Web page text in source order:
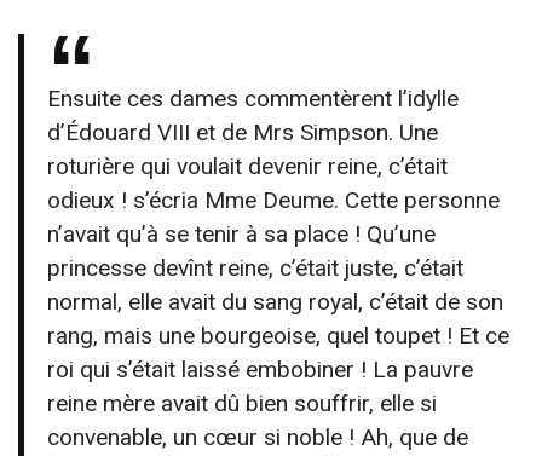
Ensuite ces dames commentèrent l’idylle
d’Édouard VIII et de Mrs Simpson. Une
roturière qui voulait devenir reine, c’était
odieux ! s’écria Mme Deume. Cette personne
n’avait qu’à se tenir à sa place ! Qu’une
princesse devînt reine, c’était juste, c’était
normal, elle avait du sang royal, c’était de son
rang, mais une bourgeoise, quel toupet ! Et ce
roi qui s’était laissé embobiner ! La pauvre
reine mère avait dû bien souffrir, elle si
convenable, un cœur si noble ! Ah, que de